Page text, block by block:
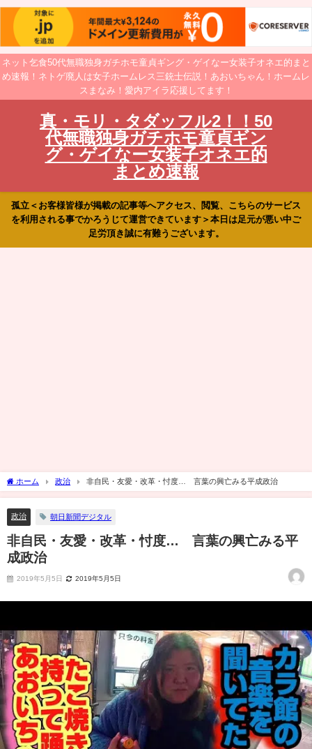
ネット乞食50代無職独身ガチホモ童貞ギング・ゲイなー女装子オネエ的まと
め速報！ネトゲ廃人は女子ホームレス三銃士伝説！あおいちゃん！ホームレ
スまなみ！愛内アイラ応援してます！
真・モリ・タダッフル2！！50
代無職独身ガチホモ童貞ギン
グ・ゲイなー女装子オネエ的
まとめ速報
孤立＜お客様皆様が掲載の記事等へアクセス、閲覧、こちらのサービス
を利用される事でかろうじて運営できています＞本日は足元が悪い中ご
足労頂き誠に有難うございます。
ホーム 政治 非自民・友愛・改革・忖度… 言葉の興亡みる平成政治
政治 朝日新聞デジタル
非自民・友愛・改革・忖度… 言葉の興亡みる平
成政治
2019年5月5日 2019年5月5日